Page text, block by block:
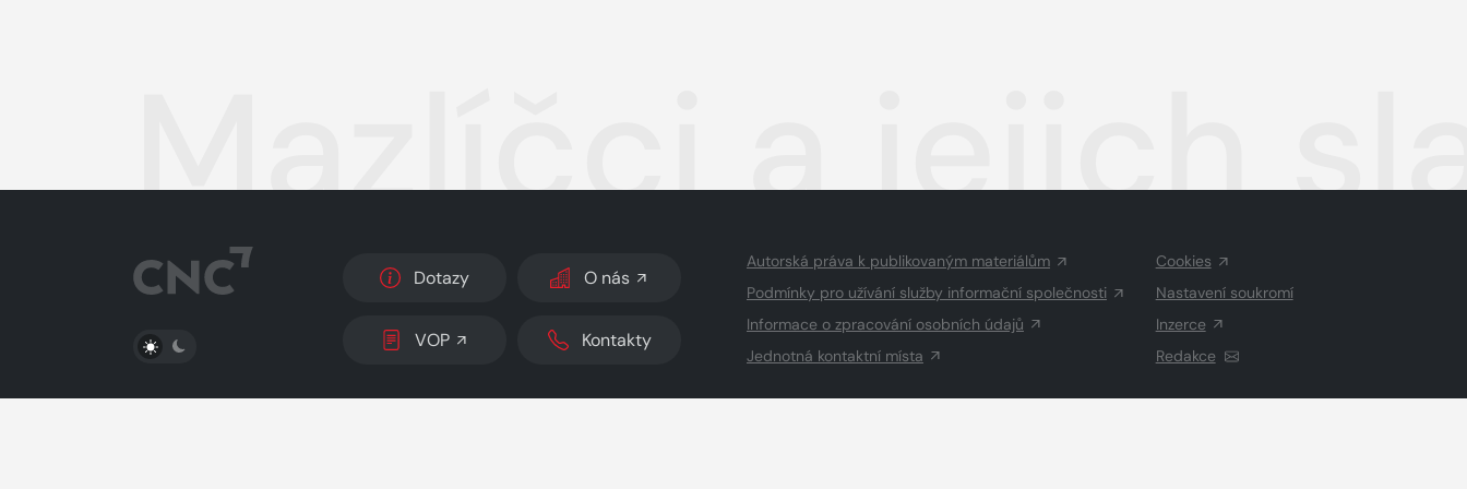
Mazlíčci a jejich
PŘEPNOUT SVĚTLÝ/TMAVÝ REŽIM
Dotazy O nás
VOP Kontakty
Autorská práva k publikovaným materiálům
Podmínky pro užívání služby informační společnosti
Informace o zpracování osobních údajů
Jednotná kontaktní místa
Cookies
Nastavení soukromí
Inzerce
Redakce